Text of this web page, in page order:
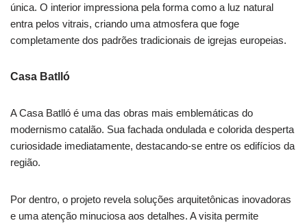
única. O interior impressiona pela forma como a luz natural
entra pelos vitrais, criando uma atmosfera que foge
completamente dos padrões tradicionais de igrejas europeias.
Casa Batlló
A Casa Batlló é uma das obras mais emblemáticas do
modernismo catalão. Sua fachada ondulada e colorida desperta
curiosidade imediatamente, destacando-se entre os edifícios da
região.
Por dentro, o projeto revela soluções arquitetônicas inovadoras
e uma atenção minuciosa aos detalhes. A visita permite